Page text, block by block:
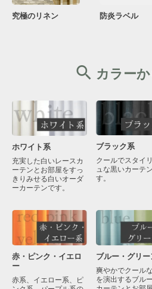
究極のリネン 防炎ラベル
カラー
ホワイト系
充実した白いレースカ
ーテンとお部屋をすっ
きりみせる白いオーダ
ーカーテンです。
ブラック系
クールでスタイ
ュな黒いカーテ
す。
赤・ピンク・イエロ
ー
赤系、イエロー系、ピ
ブルー・グリ
爽やかでクール
を演出するブル